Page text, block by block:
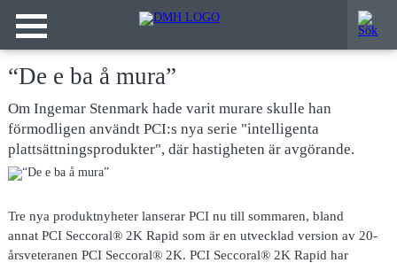
“De e ba å mura”
Om Ingemar Stenmark hade varit murare skulle han
förmodligen användt PCI:s nya serie "intelligenta
plattsättningsprodukter", där hastigheten är avgörande.
Tre nya produktnyheter lanserar PCI nu till sommaren, bland
annat PCI Seccoral® 2K Rapid som är en utvecklad version av 20-
årsveteranen PCI Seccoral® 2K. PCI Seccoral® 2K Rapid har